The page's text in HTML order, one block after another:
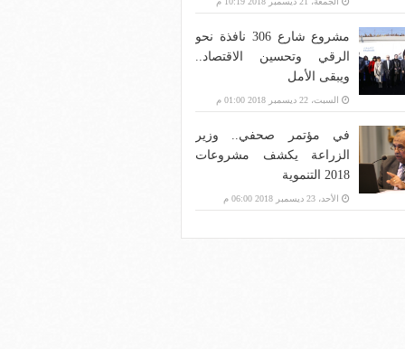
مشروع شارع 306 نافذة نحو
الرقي وتحسين الاقتصاد..
ويبقى الأمل
السبت، 22 ديسمبر 2018 01:00 م
في مؤتمر صحفي.. وزير
الزراعة يكشف مشروعات
2018 التنموية
الأحد، 23 ديسمبر 2018 06:00 م